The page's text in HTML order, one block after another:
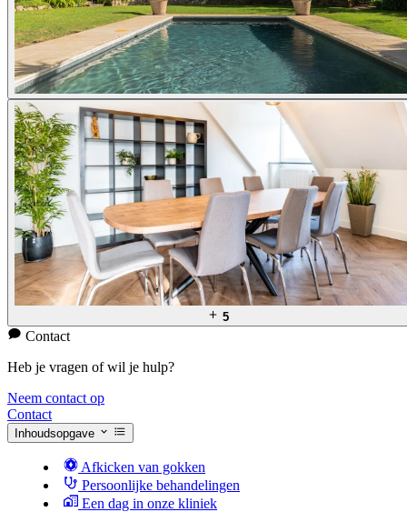
5
Contact
Heb je vragen of wil je hulp?
Neem contact op
Contact
Inhoudsopgave
Afkicken van gokken
Persoonlijke behandelingen
Een dag in onze kliniek